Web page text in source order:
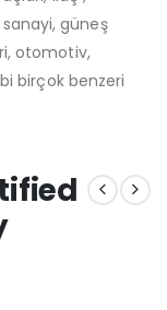
güneş
otomotiv,
birçok benzeri